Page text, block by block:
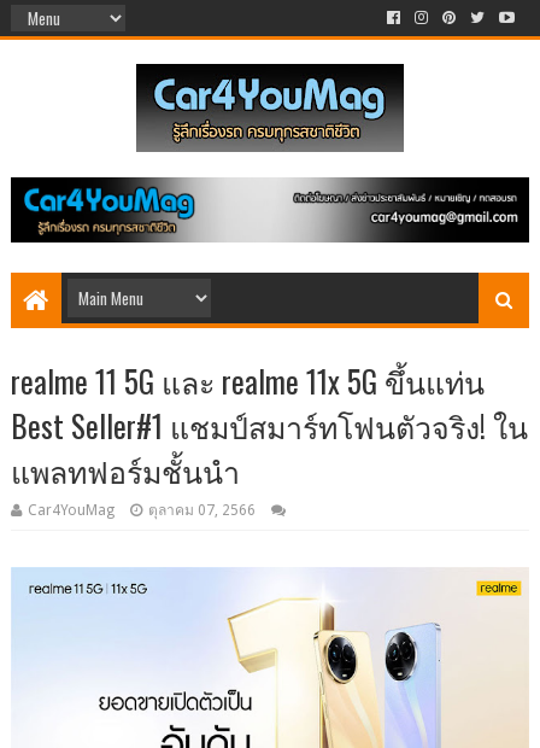
realme 11 5G และ realme 11x 5G ขึ้นแท่น
Best Seller#1 แชมป์สมาร์ทโฟนตัวจริง! ใน
แพลทฟอร์มชั้นนำ
Car4YouMag ตุลาคม 07, 2566